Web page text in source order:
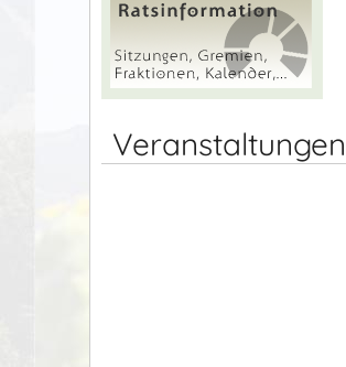
Veranstaltungen